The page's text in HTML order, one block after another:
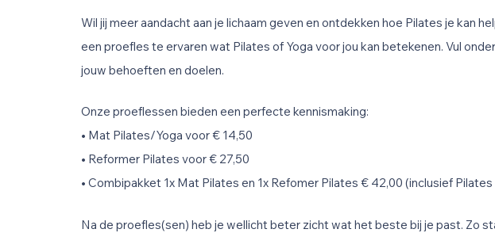
Wil jij meer aandacht aan je lichaam geven en ontdekken hoe Pilates je kan
een proefles te ervaren wat Pilates of Yoga voor jou kan betekenen. Vul
jouw behoeften en doelen.
Onze proeflessen bieden een perfecte kennismaking:
• Mat Pilates/Yoga voor € 14,50
• Reformer Pilates voor € 27,50
• Combipakket 1x Mat Pilates en 1x Refomer Pilates € 42,00 (inclusief
Na de proefles(sen) heb je wellicht beter zicht wat het beste bij je past. Zo